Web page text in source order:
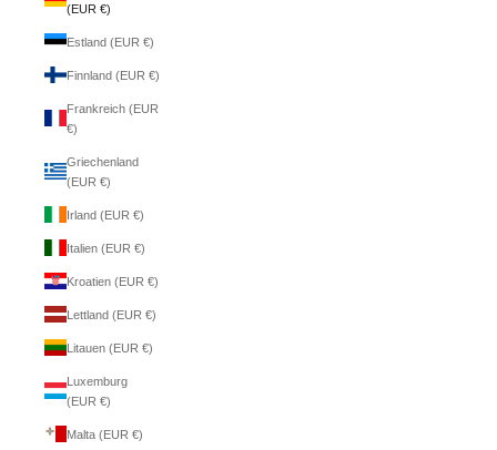
(EUR €)
Estland (EUR €)
Finnland (EUR €)
Frankreich (EUR
€)
Griechenland
(EUR €)
Irland (EUR €)
Italien (EUR €)
Kroatien (EUR €)
Lettland (EUR €)
Litauen (EUR €)
Luxemburg
(EUR €)
Malta (EUR €)